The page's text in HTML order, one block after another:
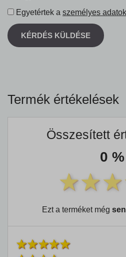
Egyetértek a személyes
KÉRDÉS KÜLDÉSE
Termék értékelések
Összesített
0 %
Ezt a terméket még